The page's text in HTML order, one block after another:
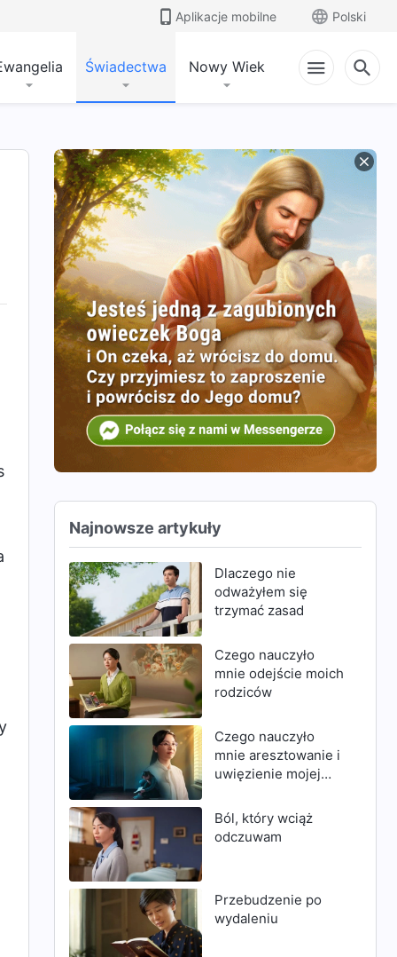
Aplikacje mobilne Polski
Świadectwa Nowy Wiek
Najnowsze artykuły
Dlaczego nie
odważyłem się
trzymać zasad
Czego nauczyło
mnie odejście moich
rodziców
Czego nauczyło
mnie aresztowanie i
uwięzienie mojej
Ból, który wciąż
odczuwam
Przebudzenie po
wydaleniu